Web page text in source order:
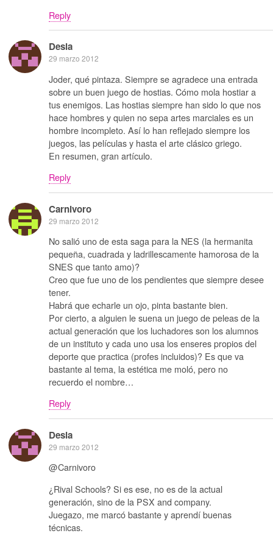
Reply
Desia
29 marzo 2012
Joder, qué pintaza. Siempre se agradece una entrada
sobre un buen juego de hostias. Cómo mola hostiar a
tus enemigos. Las hostias siempre han sido lo que nos
hace hombres y quien no sepa artes marciales es un
hombre incompleto. Así lo han reflejado siempre los
juegos, las películas y hasta el arte clásico griego.
En resumen, gran artículo.
Reply
Carnivoro
29 marzo 2012
No salió uno de esta saga para la NES (la hermanita
pequeña, cuadrada y ladrillescamente hamorosa de la
SNES que tanto amo)?
Creo que fue uno de los pendientes que siempre desee
tener.
Habrá que echarle un ojo, pinta bastante bien.
Por cierto, a alguien le suena un juego de peleas de la
actual generación que los luchadores son los alumnos
de un instituto y cada uno usa los enseres propios del
deporte que practica (profes incluidos)? Es que va
bastante al tema, la estética me moló, pero no
recuerdo el nombre…
Reply
Desia
29 marzo 2012
@Carnivoro
¿Rival Schools? Si es ese, no es de la actual
generación, sino de la PSX and company.
Juegazo, me marcó bastante y aprendí buenas
técnicas.